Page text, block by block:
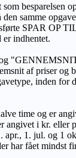
besparelsen
samme
SPAR OP
indhentet.
af priser og
inden for
time og er
angivet i kr. eller
apr., 1. jul. og 1
har fået mindst